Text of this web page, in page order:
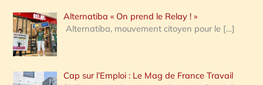
Alternatiba « On prend le Relay ! »
Alternatiba, mouvement citoyen pour le […]
Cap sur l’Emploi : Le Mag de France Travail